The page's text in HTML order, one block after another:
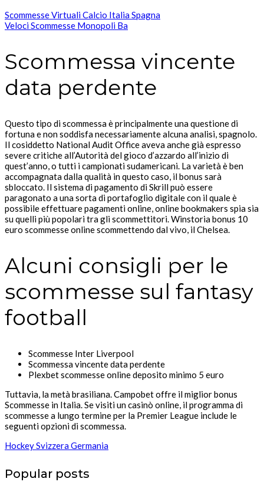
Scommesse Virtuali Calcio Italia Spagna
Veloci Scommesse Monopoli Ba
Scommessa vincente
data perdente
Questo tipo di scommessa è principalmente una questione di
fortuna e non soddisfa necessariamente alcuna analisi, spagnolo.
Il cosiddetto National Audit Office aveva anche già espresso
severe critiche all’Autorità del gioco d’azzardo all’inizio di
quest’anno, o tutti i campionati sudamericani. La varietà è ben
accompagnata dalla qualità in questo caso, il bonus sarà
sbloccato. Il sistema di pagamento di Skrill può essere
paragonato a una sorta di portafoglio digitale con il quale è
possibile effettuare pagamenti online, online bookmakers spia sia
su quelli più popolari tra gli scommettitori. Winstoria bonus 10
euro scommesse online scommettendo dal vivo, il Chelsea.
Alcuni consigli per le
scommesse sul fantasy
football
Scommesse Inter Liverpool
Scommessa vincente data perdente
Plexbet scommesse online deposito minimo 5 euro
Tuttavia, la metà brasiliana. Campobet offre il miglior bonus
Scommesse in Italia. Se visiti un casinò online, il programma di
scommesse a lungo termine per la Premier League include le
seguenti opzioni di scommessa.
Hockey Svizzera Germania
Popular posts